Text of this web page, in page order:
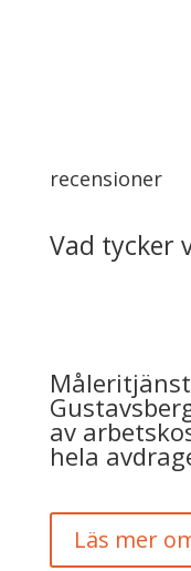
recensioner
Vad tycker
av
hela
Läs mer